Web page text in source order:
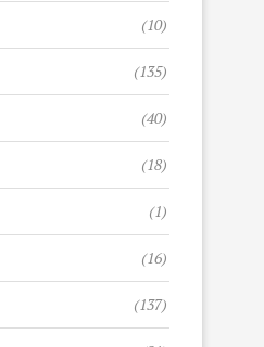
(10)
(135)
(40)
(18)
(1)
(16)
(137)